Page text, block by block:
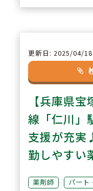
POINT 2
【学ぶ意
ートが充
啓発支援
取得費用
ます！！
【駅から
更新日: 2025/04/18
【兵庫県
線「仁川」
支援が充
勤しやすい
薬剤師 パート